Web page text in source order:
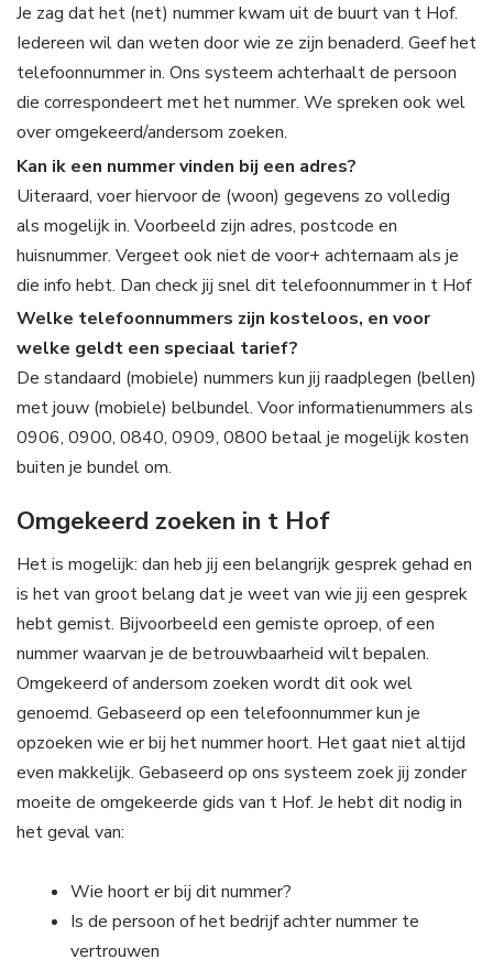
Je zag dat het (net) nummer kwam uit de buurt van t Hof.
Iedereen wil dan weten door wie ze zijn benaderd. Geef het
telefoonnummer in. Ons systeem achterhaalt de persoon
die correspondeert met het nummer. We spreken ook wel
over omgekeerd/andersom zoeken.
Kan ik een nummer vinden bij een adres?
Uiteraard, voer hiervoor de (woon) gegevens zo volledig
als mogelijk in. Voorbeeld zijn adres, postcode en
huisnummer. Vergeet ook niet de voor+ achternaam als je
die info hebt. Dan check jij snel dit telefoonnummer in t Hof
Welke telefoonnummers zijn kosteloos, en voor
welke geldt een speciaal tarief?
De standaard (mobiele) nummers kun jij raadplegen (bellen)
met jouw (mobiele) belbundel. Voor informatienummers als
0906, 0900, 0840, 0909, 0800 betaal je mogelijk kosten
buiten je bundel om.
Omgekeerd zoeken in t Hof
Het is mogelijk: dan heb jij een belangrijk gesprek gehad en
is het van groot belang dat je weet van wie jij een gesprek
hebt gemist. Bijvoorbeeld een gemiste oproep, of een
nummer waarvan je de betrouwbaarheid wilt bepalen.
Omgekeerd of andersom zoeken wordt dit ook wel
genoemd. Gebaseerd op een telefoonnummer kun je
opzoeken wie er bij het nummer hoort. Het gaat niet altijd
even makkelijk. Gebaseerd op ons systeem zoek jij zonder
moeite de omgekeerde gids van t Hof. Je hebt dit nodig in
het geval van:
Wie hoort er bij dit nummer?
Is de persoon of het bedrijf achter nummer te
vertrouwen